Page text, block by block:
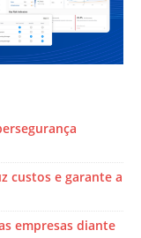
custos e garante a
empresas diante